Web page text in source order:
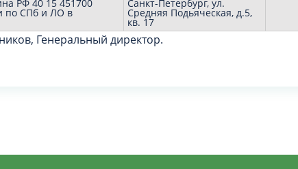
РФ 40 15 451700
по СПб и ЛО в
Санкт-Петербург, ул.
Средняя Подьяческая, д.5,
кв. 17
Генеральный директор.